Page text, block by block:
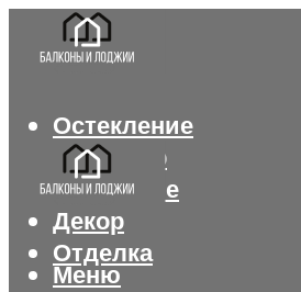
Остекление
Интерьер
Утепление
Декор
Отделка
Меню